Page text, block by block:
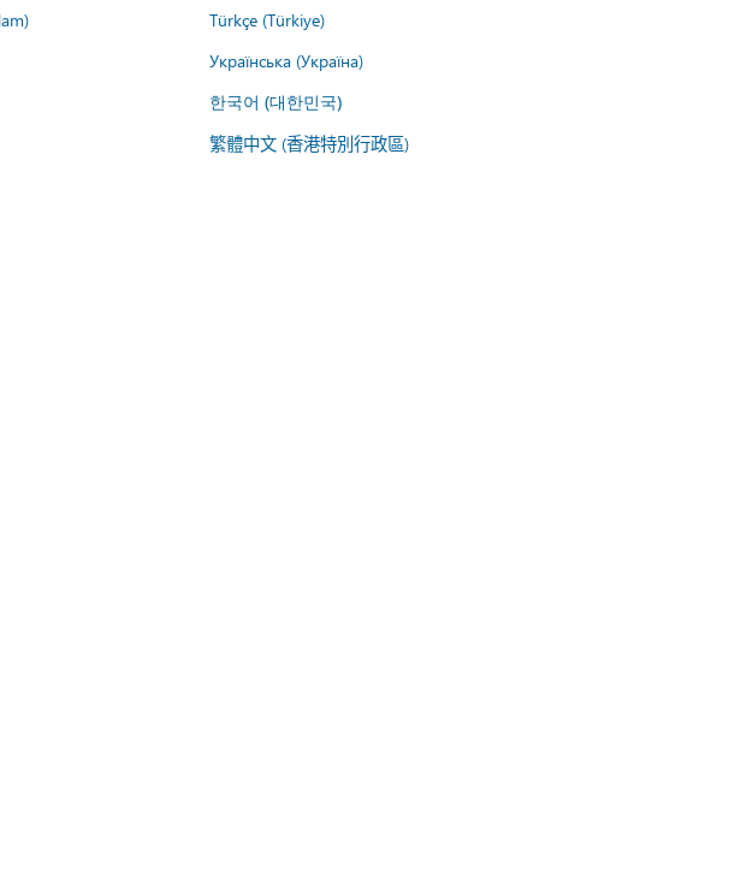
Türkçe (Türkiye)
Українська (Україна)
한국어 (대한민국)
繁體中文 (香港特別行政區)